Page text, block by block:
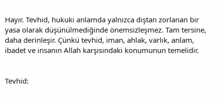
Hayır. Tevhid, hukuki anlamda yalnızca dıştan zorlanan bir
yasa olarak düşünülmediğinde önemsizleşmez. Tam tersine,
daha derinleşir. Çünkü tevhid, iman, ahlak, varlık, anlam,
ibadet ve insanın Allah karşısındaki konumunun temelidir.
Tevhid: